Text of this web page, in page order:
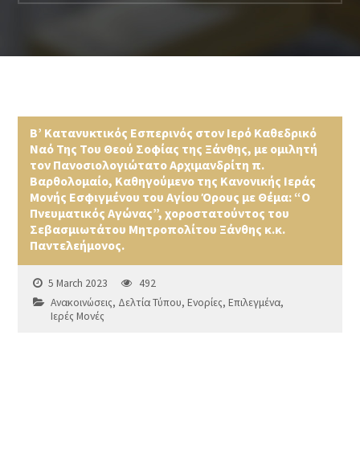
Β’ Κατανυκτικός Εσπερινός στον Ιερό Καθεδρικό
Ναό Της Του Θεού Σοφίας της Ξάνθης, με ομιλητή
τον Πανοσιολογιώτατο Αρχιμανδρίτη π.
Βαρθολομαίο, Καθηγούμενο της Κανονικής Ιεράς
Μονής Εσφιγμένου του Αγίου Όρους με Θέμα: “Ο
Πνευματικός Αγώνας”, χοροστατούντος του
Σεβασμιωτάτου Μητροπολίτου Ξάνθης κ.κ.
Παντελεήμονος.
5 March 2023
492
Ανακοινώσεις, Δελτία Τύπου,Ενορίες,Επιλεγμένα,
Ιερές Μονές